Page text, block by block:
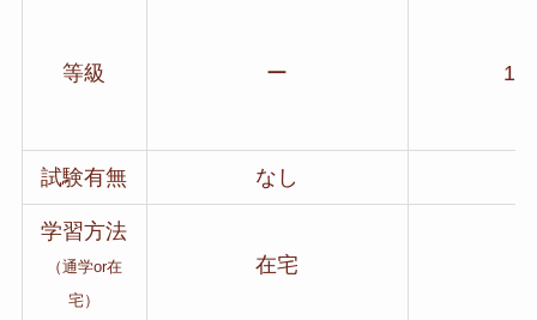
等級 ー 1
試験有無 なし
学習方法
（通学or在
宅）
在宅